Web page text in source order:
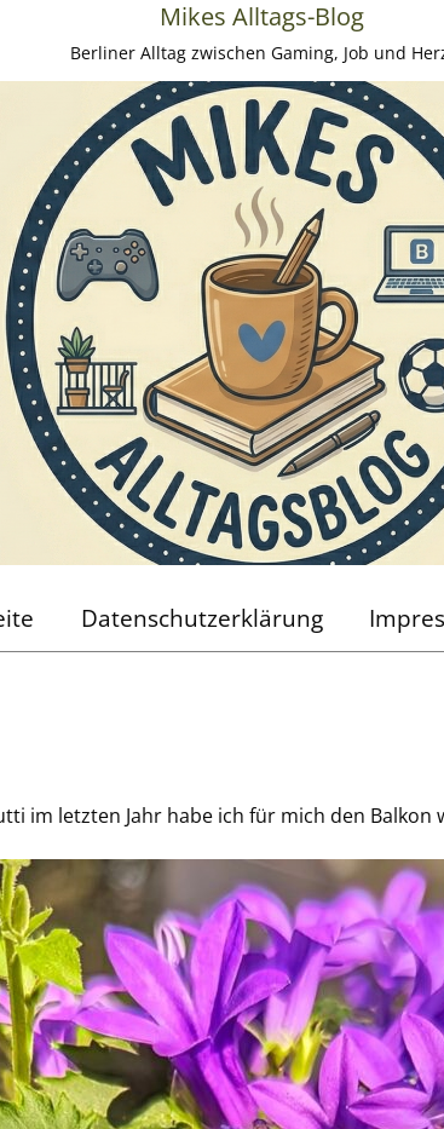
Mikes Alltags-Blog
Berliner Alltag zwischen Gaming, Job und
Datenschutzerklärung
im letzten Jahr habe ich für mich den Balkon